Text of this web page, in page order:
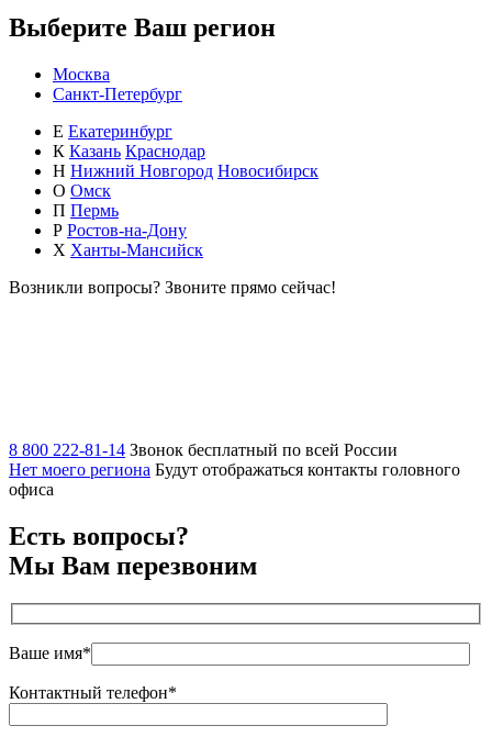
Выберите Ваш регион
Москва
Санкт-Петербург
Е Екатеринбург
К Казань Краснодар
Н Нижний Новгород Новосибирск
О Омск
П Пермь
Р Ростов-на-Дону
Х Ханты-Мансийск
Возникли вопросы? Звоните прямо сейчас!
8 800 222-81-14 Звонок бесплатный по всей России
Нет моего региона Будут отображаться контакты головного
офиса
Есть вопросы?
Мы Вам перезвоним
Ваше имя*
Контактный телефон*